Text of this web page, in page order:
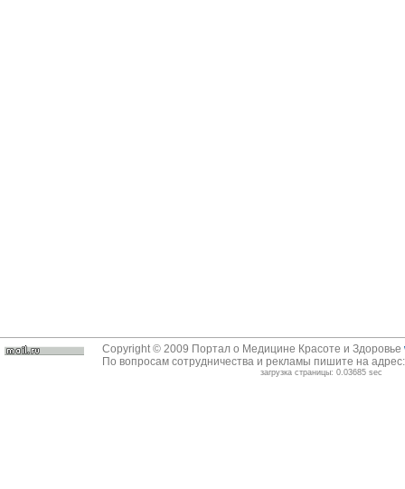
Copyright © 2009 Портал о Медицине Красоте и Здоровье
По вопросам сотрудничества и рекламы пишите на
загрузка страницы: 0.03685 sec